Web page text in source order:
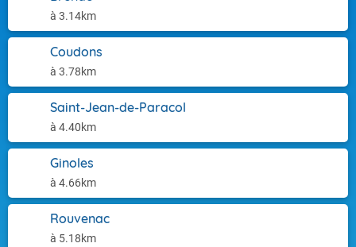
à 3.14km
Coudons
à 3.78km
Saint-Jean-de-Paracol
à 4.40km
Ginoles
à 4.66km
Rouvenac
à 5.18km